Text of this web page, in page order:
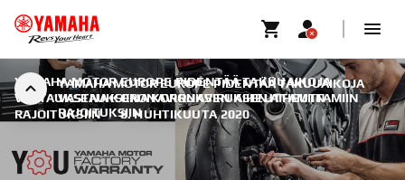
YAMAHA MOTOR EUROPE PIDENTÄÄ TAKUUAIKOJA
VASTAUKSENA KORONAVIRUKSEN AIHEUTTAMIIN
RAJOITUKSIIN
YAMAHA MOTOR EUROPE PIDENTÄÄ TAKUUAIKOJA
VASTAUKSENA KORONAVIRUKSEN AIHEUTTAMIIN
RAJOITUKSIIN | 8. HUHTIKUUTA 2020